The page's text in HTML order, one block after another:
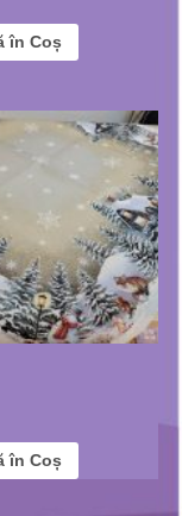
în Coș
în Coș